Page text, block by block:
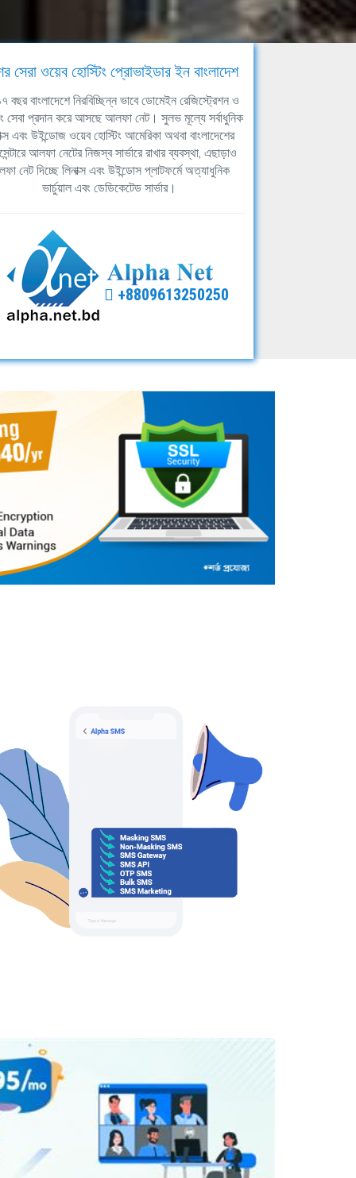
সেরা ওয়েব হোস্টিং প্রোভাইডার ইন বাংলাদেশ
বছর বাংলাদেশে নিরবিচ্ছিন্ন ভাবে ডোমেইন রেজিস্ট্রেশন ও
সেবা প্রদান করে আসছে আলফা নেট। সুলভ মূল্যে সর্বাধুনিক
এবং উইন্ডোজ ওয়েব হোস্টিং আমেরিকা অথবা বাংলাদেশের
আলফা নেটের নিজস্ব সার্ভারে রাখার ব্যবস্থা, এছাড়াও
নেট দিচ্ছে লিনাক্স এবং উইন্ডোস প্লাটফর্মে অত্যাধুনিক
ভার্চুয়াল এবং ডেডিকেটেড সার্ভার।
+8809613250250